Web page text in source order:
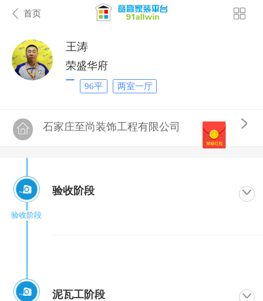
首页
王涛
荣盛华府
96平 两室一厅
石家庄至尚装饰工程有限公司
验收阶段
验收阶段
泥瓦工阶段